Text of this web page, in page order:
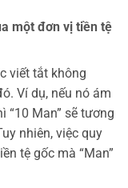
một đơn vị tiền tệ
viết tắt không
Ví dụ, nếu nó ám
“10 Man” sẽ tương
nhiên, việc quy
tệ gốc mà “Man”